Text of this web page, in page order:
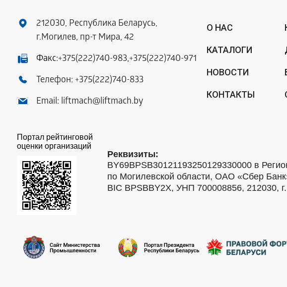
212030, Республика Беларусь,
г.Могилев, пр-т Мира, 42
Факс:+375(222)740-983,+375(222)740-971
Телефон: +375(222)740-833
Email: liftmach@liftmach.by
О НАС
КАТАЛОГИ
НОВОСТИ
КОНТАКТЫ
Портал рейтинговой
оценки организаций
Реквизиты:
BY69BPSB30121193250129330000 в
по Могилевской области, ОАО «Сбер
BIC BPSBBY2X, УНП 700008856, 212030,